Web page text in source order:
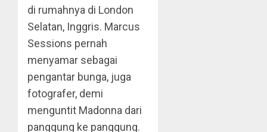
di rumahnya di London
Selatan, Inggris. Marcus
Sessions pernah
menyamar sebagai
pengantar bunga, juga
fotografer, demi
menguntit Madonna dari
panggung ke panggung.